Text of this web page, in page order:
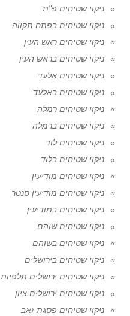
ניקוי שטיחים פ"ת
ניקוי שטיחים בפתח תקווה
ניקוי שטיחים ראש העין
ניקוי שטיחים בראש העין
ניקוי שטיחים אלעד
ניקוי שטיחים באלעד
ניקוי שטיחים רמלה
ניקוי שטיחים ברמלה
ניקוי שטיחים לוד
ניקוי שטיחים בלוד
ניקוי שטיחים מודיעין
ניקוי שטיחים מודיעין סנטר
ניקוי שטיחים במודיעין
ניקוי שטיחים שוהם
ניקוי שטיחים בשוהם
ניקוי שטיחים בירושלים
ניקוי שטיחים ירושלים תלפיות
ניקוי שטיחים ירושלים ציון
ניקוי שטיחים פסגת זאב